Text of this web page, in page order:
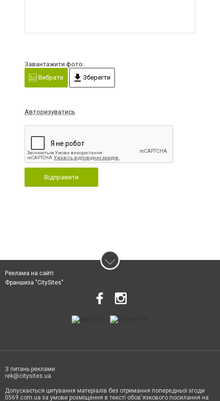
Завантажити фото:
Вибрати
Зберегти
Авторизуватись
Відправити
Реклама на сайті
Франшиза "CitySites"
З питань реклами:
rek@citysites.ua
Допускається цитування матеріалів без отримання попередньої згоди
0569.com.ua за умови розміщення в тексті обов'язкового посилання на